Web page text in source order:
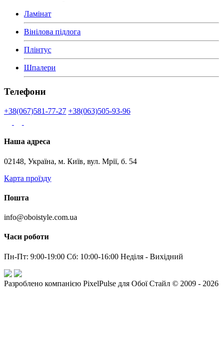
Ламінат
Вінілова підлога
Плінтус
Шпалери
Телефони
+38(067)581-77-27 +38(063)505-93-96
Наша адреса
02148, Україна, м. Київ, вул. Мрії, б. 54
Карта проїзду
Пошта
info@oboistyle.com.ua
Часи роботи
Пн-Пт: 9:00-19:00 Сб: 10:00-16:00 Неділя - Вихідний
Разроблено компанією PixelPulse для Обої Стайл © 2009 - 2026